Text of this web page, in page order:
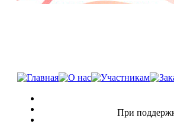
При